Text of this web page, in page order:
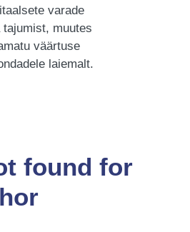
varade
muutes
väärtuse
laiemalt.
found for